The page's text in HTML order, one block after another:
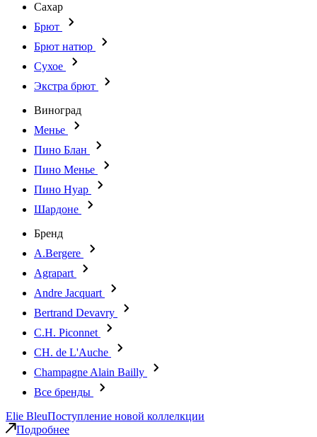
Сахар
Брют
Брют натюр
Сухое
Экстра брют
Виноград
Менье
Пино Блан
Пино Менье
Пино Нуар
Шардоне
Бренд
A.Bergere
Agrapart
Andre Jacquart
Bertrand Devavry
C.H. Piconnet
CH. de L'Auche
Champagne Alain Bailly
Все бренды
Elie BleuПоступление новой коллелкции
Подробнее